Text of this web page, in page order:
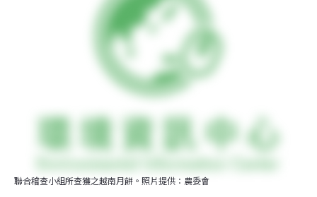
聯合稽查小組所查獲之越南月餅。照片提供：農委會